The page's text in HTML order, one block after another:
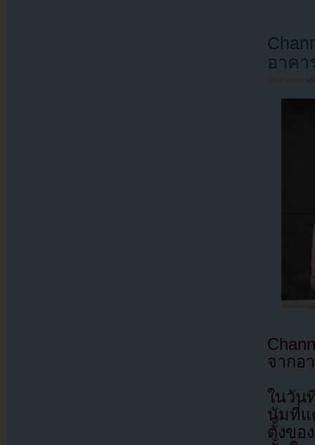
อาคา
จากอ
ในวัน
นัมที่แ
ตั้งขอ